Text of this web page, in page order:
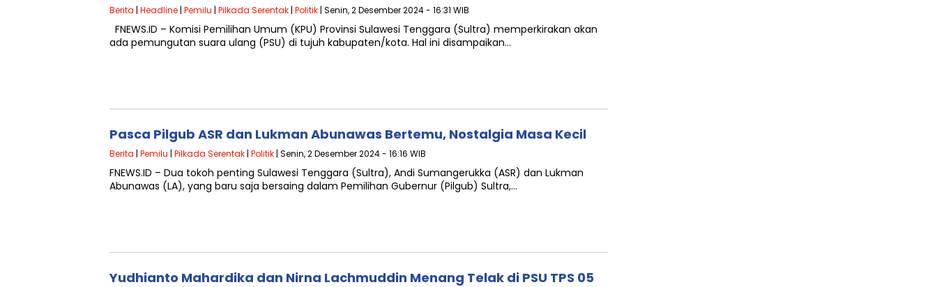
Berita | Headline | Pemilu | Pilkada Serentak | Politik | Senin, 2 Desember 2024 - 16:31 WIB
FNEWS.ID – Komisi Pemilihan Umum (KPU) Provinsi Sulawesi Tenggara (Sultra) memperkirakan akan
ada pemungutan suara ulang (PSU) di tujuh kabupaten/kota. Hal ini disampaikan…
Pasca Pilgub ASR dan Lukman Abunawas Bertemu, Nostalgia Masa Kecil
Berita | Pemilu | Pilkada Serentak | Politik | Senin, 2 Desember 2024 - 16:16 WIB
FNEWS.ID – Dua tokoh penting Sulawesi Tenggara (Sultra), Andi Sumangerukka (ASR) dan Lukman
Abunawas (LA), yang baru saja bersaing dalam Pemilihan Gubernur (Pilgub) Sultra,…
Yudhianto Mahardika dan Nirna Lachmuddin Menang Telak di PSU TPS 05